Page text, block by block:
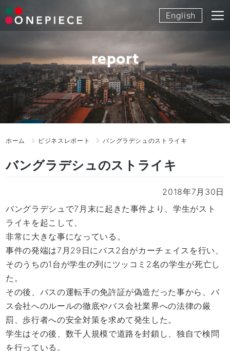
Skip
to
English
report
ホーム ビジネスレポート バングラデシュのストライキ
バングラデシュのストライキ
2018年7月30日
バングラデシュで7月末に起きた事件より、学生がスト
ライキを起こして、
非常に大きな事になっている。
事件の発端は7月29日にバス2台がカーチェイスを行い、
そのうちの1台が学生の列にツッコミ2名の学生が死亡し
た。
その後、バスの運転手の免許証が偽造だった事から、バ
ス会社へのルールの徹底やバス会社業界への法律の厳
罰、歩行者への安全対策を求めて発生した。
学生はその後、数千人規模で道路を封鎖し、独自で検問
を行っている。